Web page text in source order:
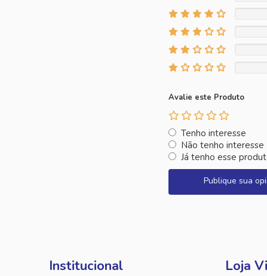
Avalie este Produto
Tenho interesse
Não tenho interesse
Já tenho esse
Publique sua
Institucional Loja